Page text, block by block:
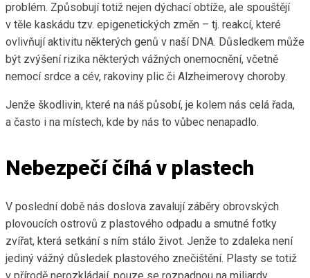
problém. Způsobují totiž nejen dýchací obtíže, ale spouštějí
v těle kaskádu tzv. epigenetických změn – tj. reakcí, které
ovlivňují aktivitu některých genů v naší DNA. Důsledkem může
být zvýšení rizika některých vážných onemocnění, včetně
nemocí srdce a cév, rakoviny plic či Alzheimerovy choroby.
Jenže škodlivin, které na náš působí, je kolem nás celá řada,
a často i na místech, kde by nás to vůbec nenapadlo.
Nebezpečí číhá v plastech
V poslední době nás doslova zavalují záběry obrovských
plovoucích ostrovů z plastového odpadu a smutné fotky
zvířat, která setkání s ním stálo život. Jenže to zdaleka není
jediný vážný důsledek plastového znečištění. Plasty se totiž